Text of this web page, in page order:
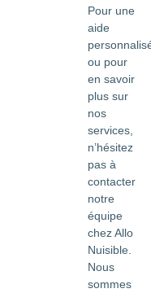
Pour une
aide
ou pour
en savoir
plus sur
nos
services,
n’hésitez
pas à
contacter
notre
équipe
chez Allo
Nuisible.
Nous
sommes